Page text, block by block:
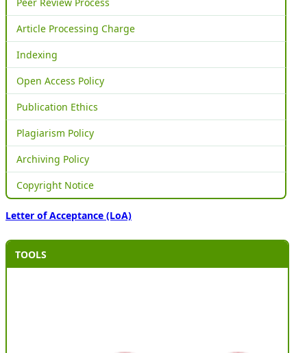
Article Processing Charge
Indexing
Open Access Policy
Publication Ethics
Plagiarism Policy
Archiving Policy
Copyright Notice
Letter of Acceptance (LoA)
TOOLS